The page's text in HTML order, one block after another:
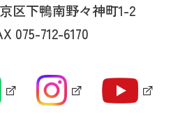
区下鴨南野々神町1-2
075-712-6170